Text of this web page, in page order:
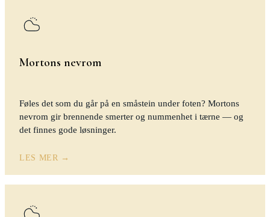
Mortons nevrom
Føles det som du går på en småstein under foten? Mortons
nevrom gir brennende smerter og nummenhet i tærne — og
det finnes gode løsninger.
LES MER →